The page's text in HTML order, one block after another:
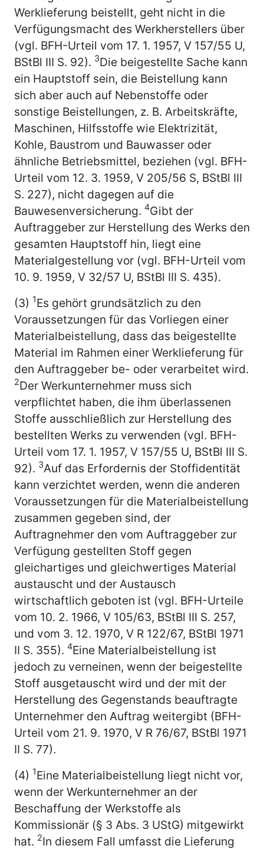
Werklieferung beistellt, geht nicht in die
Verfügungsmacht des Werkherstellers über
(vgl. BFH-Urteil vom 17. 1. 1957, V 157/55 U,
BStBl III S. 92). 3Die beigestellte Sache kann
ein Hauptstoff sein, die Beistellung kann
sich aber auch auf Nebenstoffe oder
sonstige Beistellungen, z. B. Arbeitskräfte,
Maschinen, Hilfsstoffe wie Elektrizität,
Kohle, Baustrom und Bauwasser oder
ähnliche Betriebsmittel, beziehen (vgl. BFH-
Urteil vom 12. 3. 1959, V 205/56 S, BStBl III
S. 227), nicht dagegen auf die
Bauwesenversicherung. 4Gibt der
Auftraggeber zur Herstellung des Werks den
gesamten Hauptstoff hin, liegt eine
Materialgestellung vor (vgl. BFH-Urteil vom
10. 9. 1959, V 32/57 U, BStBl III S. 435).
(3) 1Es gehört grundsätzlich zu den
Voraussetzungen für das Vorliegen einer
Materialbeistellung, dass das beigestellte
Material im Rahmen einer Werklieferung für
den Auftraggeber be- oder verarbeitet wird.
2Der Werkunternehmer muss sich
verpflichtet haben, die ihm überlassenen
Stoffe ausschließlich zur Herstellung des
bestellten Werks zu verwenden (vgl. BFH-
Urteil vom 17. 1. 1957, V 157/55 U, BStBl III S.
92). 3Auf das Erfordernis der Stoffidentität
kann verzichtet werden, wenn die anderen
Voraussetzungen für die Materialbeistellung
zusammen gegeben sind, der
Auftragnehmer den vom Auftraggeber zur
Verfügung gestellten Stoff gegen
gleichartiges und gleichwertiges Material
austauscht und der Austausch
wirtschaftlich geboten ist (vgl. BFH-Urteile
vom 10. 2. 1966, V 105/63, BStBl III S. 257,
und vom 3. 12. 1970, V R 122/67, BStBl 1971
II S. 355). 4Eine Materialbeistellung ist
jedoch zu verneinen, wenn der beigestellte
Stoff ausgetauscht wird und der mit der
Herstellung des Gegenstands beauftragte
Unternehmer den Auftrag weitergibt (BFH-
Urteil vom 21. 9. 1970, V R 76/67, BStBl 1971
II S. 77).
(4) 1Eine Materialbeistellung liegt nicht vor,
wenn der Werkunternehmer an der
Beschaffung der Werkstoffe als
Kommissionär (§ 3 Abs. 3 UStG) mitgewirkt
hat. 2In diesem Fall umfasst die Lieferung